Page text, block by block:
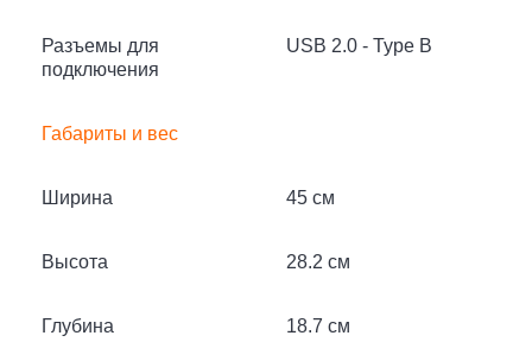
Разъемы для
подключения
USB 2.0 - Type B
Габариты и вес
Ширина 45 см
Высота 28.2 см
Глубина 18.7 см